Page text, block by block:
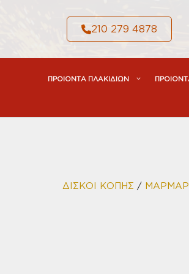
περιεχόμενο
210 279 4878
ΠΡΟΙΟΝΤΑ ΠΛΑΚΙΔΙΩΝ
ΔΙΣΚΟΙ ΚΟΠΗΣ /